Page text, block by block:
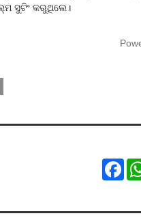
ସୁଟିଂ କରୁଥିଲେ।